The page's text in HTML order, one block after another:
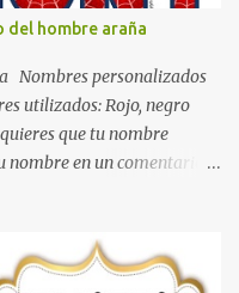
para usar en el
tranquilidad y confort. El
lo tanto entra en la lista
del hombre araña
Nombres personalizados
utilizados: Rojo, negro
que tu nombre
nombre en un comentario y
con diseño de ring de
infantiles Cosas bonitas